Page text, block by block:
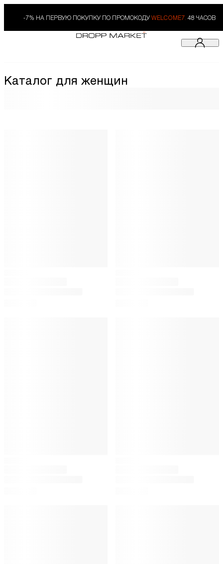
-7% НА ПЕРВУЮ ПОКУПКУ ПО ПРОМОКОДУ WELCOME7. 48 ЧАСОВ
Каталог для женщин